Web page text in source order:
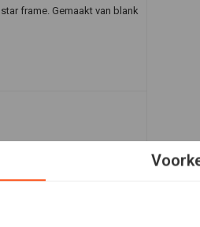
frame. Gemaakt van blank
review